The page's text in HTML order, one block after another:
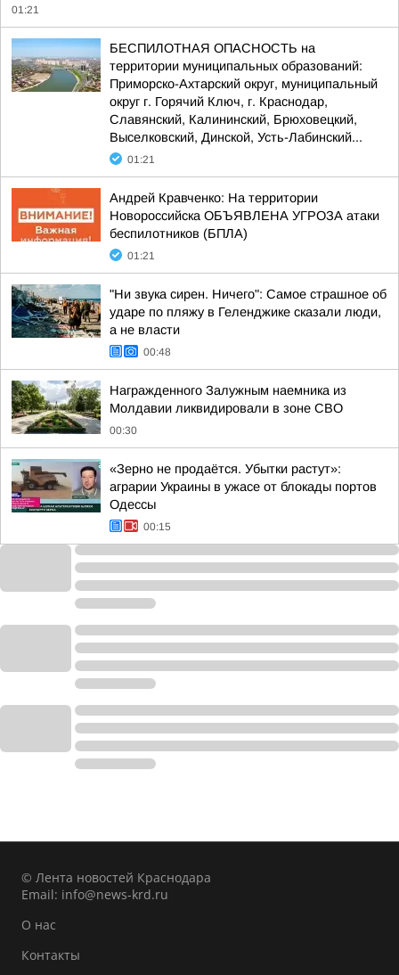
01:21
БЕСПИЛОТНАЯ ОПАСНОСТЬ на
территории муниципальных образований:
Приморско-Ахтарский округ, муниципальный
округ г. Горячий Ключ, г. Краснодар,
Славянский, Калининский, Брюховецкий,
Выселковский, Динской, Усть-Лабинский...
01:21
Андрей Кравченко: На территории
Новороссийска ОБЪЯВЛЕНА УГРОЗА атаки
беспилотников (БПЛА)
01:21
"Ни звука сирен. Ничего": Самое страшное об
ударе по пляжу в Геленджике сказали люди,
а не власти
00:48
Награжденного Залужным наемника из
Молдавии ликвидировали в зоне СВО
00:30
«Зерно не продаётся. Убытки растут»:
аграрии Украины в ужасе от блокады портов
Одессы
00:15
© Лента новостей Краснодара
Email: info@news-krd.ru
О нас
Контакты